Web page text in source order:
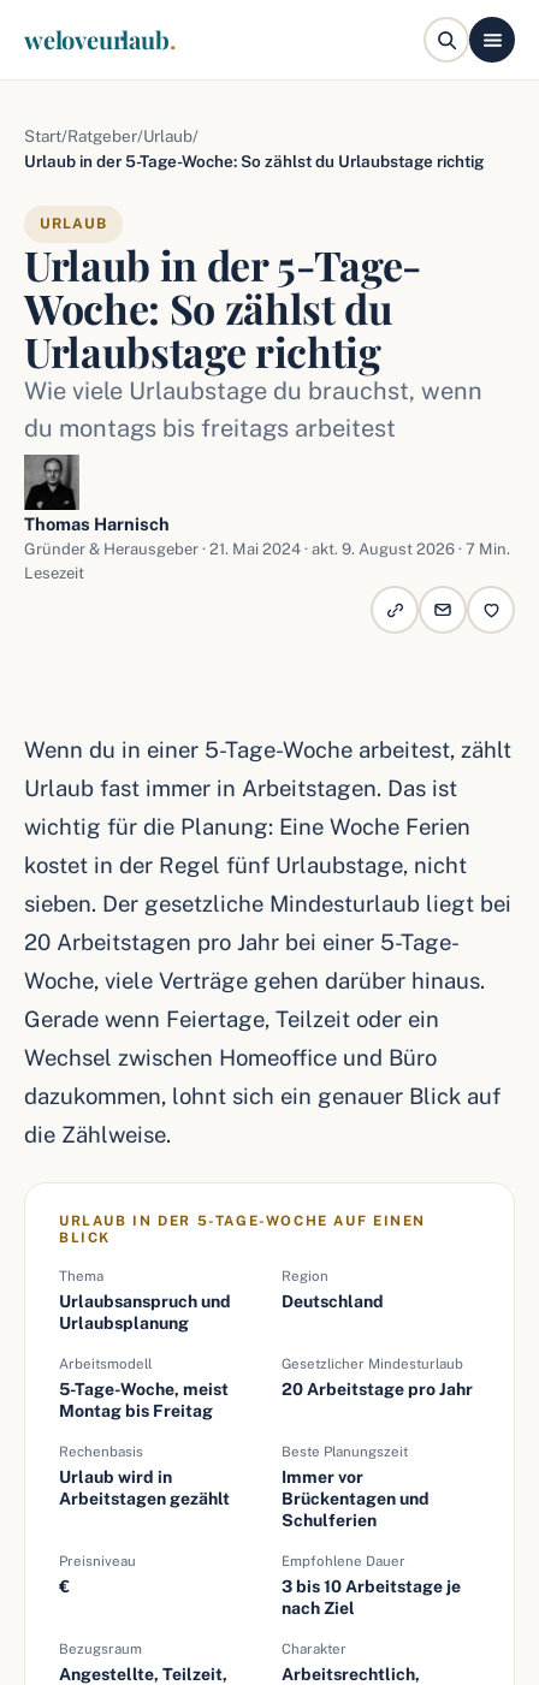
weloveurlaub.
Start/Ratgeber/Urlaub/
Urlaub in der 5-Tage-Woche: So zählst du Urlaubstage richtig
URLAUB
Urlaub in der 5-Tage-
Woche: So zählst du
Urlaubstage richtig
Wie viele Urlaubstage du brauchst, wenn
du montags bis freitags arbeitest
Thomas Harnisch
Gründer & Herausgeber · 21. Mai 2024 · akt. 9. August 2026 · 7 Min.
Lesezeit
Wenn du in einer 5-Tage-Woche arbeitest, zählt
Urlaub fast immer in Arbeitstagen. Das ist
wichtig für die Planung: Eine Woche Ferien
kostet in der Regel fünf Urlaubstage, nicht
sieben. Der gesetzliche Mindesturlaub liegt bei
20 Arbeitstagen pro Jahr bei einer 5-Tage-
Woche, viele Verträge gehen darüber hinaus.
Gerade wenn Feiertage, Teilzeit oder ein
Wechsel zwischen Homeoffice und Büro
dazukommen, lohnt sich ein genauer Blick auf
die Zählweise.
URLAUB IN DER 5-TAGE-WOCHE AUF EINEN
BLICK
Thema
Urlaubsanspruch und
Urlaubsplanung
Region
Deutschland
Arbeitsmodell
5-Tage-Woche, meist
Montag bis Freitag
Gesetzlicher Mindesturlaub
20 Arbeitstage pro Jahr
Rechenbasis
Urlaub wird in
Arbeitstagen gezählt
Beste Planungszeit
Immer vor
Brückentagen und
Schulferien
Preisniveau
€
Empfohlene Dauer
3 bis 10 Arbeitstage je
nach Ziel
Bezugsraum
Angestellte, Teilzeit,
Charakter
Arbeitsrechtlich,